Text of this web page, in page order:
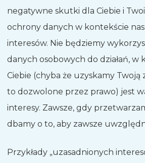
negatywne skutki dla Ciebie i
ochrony danych w kontekście
interesów. Nie będziemy
danych osobowych do działań, w
Ciebie (chyba że uzyskamy
to dozwolone przez prawo) jest
interesy. Zawsze, gdy
dbamy o to, aby zawsze
Przykłady „uzasadnionych